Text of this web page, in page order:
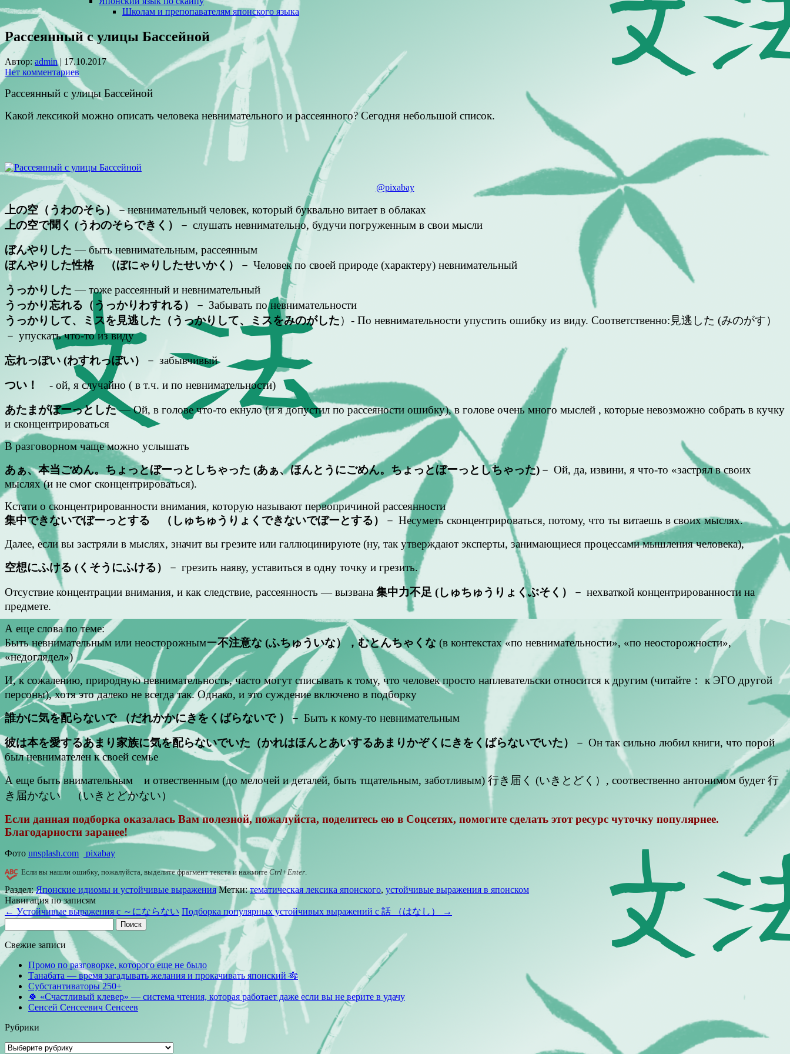
Школам и препопавателям японского языка
Рассеянный с улицы Бассейной
Автор: admin | 17.10.2017
Нет комментариев
Рассеянный с улицы Бассейной
Какой лексикой можно описать человека невнимательного и рассеянного? Сегодня небольшой список.
@pixabay
上の空（うわのそら）
－невнимательный человек, который буквально витает в облаках
上の空で聞く (うわのそらできく）
－ слушать невнимательно, будучи погруженным в свои мысли
ぼんやりした — быть невнимательным, рассеянным
ぼんやりした性格 （ぼにゃりしたせいかく）
－ Человек по своей природе (характеру) невнимательный
うっかりした — тоже рассеянный и невнимательный
うっかり忘れる（うっかりわすれる）
－ Забывать по невнимательности
うっかりして、ミスを見逃した（うっかりして、ミスをみのがした）- По невнимательности упустить ошибку из виду. Соответственно:見逃した (みのがす）
－ упускать что-то из виду
忘れっぽい (わすれっぽい）
－ забывчивый
つい！
- ой, я случайно ( в т.ч. и по невнимательности)
あたまがぼーっとした— Ой, в голове что-то екнуло (и я допустил по рассеяности ошибку), в голове очень много мыслей , которые невозможно собрать в кучку
и сконцентрироваться
В разговорном чаще можно услышать
あぁ、本当ごめん。ちょっとぼーっとしちゃった (あぁ、ほんとうにごめん。ちょっとぼーっとしちゃった) － Ой, да, извини, я что-то «застрял в своих
мыслях (и не смог сконцентрироваться).
Кстати о сконцентрированности внимания, которую называют первопричиной рассеянности
集中できないでぼーっとする （しゅちゅうりょくできないでぼーとする）
－ Несуметь сконцентрироваться, потому, что ты витаешь в своих мыслях.
Далее, если вы застряли в мыслях, значит вы грезите или галлюцинируюте (ну, так утверждают эксперты, занимающиеся процессами мышления человека),
空想にふける (くそうにふける）
－ грезить наяву, уставиться в одну точку и грезить.
Отсуствие концентрации внимания, и как следствие, рассеянность — вызвана 集中力不足 (しゅちゅうりょくぶそく）
－ нехваткой концентрированности на
предмете.
А еще слова по теме:
Быть невнимательным или неосторожнымー不注意な (ふちゅういな），むとんちゃくな (в контекстах «по невнимательности», «по неосторожности»,
«недоглядел»)
И, к сожалению, природную невнимательность, часто могут списывать к тому, что человек просто наплевательски относится к другим (читайте： к ЭГО другой
персоны), хотя это далеко не всегда так. Однако, и это суждение включено в подборку
誰かに気を配らないで （だれかかにきをくばらないで ）
－ Быть к кому-то невнимательным
彼は本を愛するあまり家族に気を配らないでいた（かれはほんとあいするあまりかぞくにきをくばらないでいた）
－ Он так сильно любил книги, что порой
был невнимателен к своей семье
А еще быть внимательным и отвественным (до мелочей и деталей, быть тщательным, заботливым) 行き届く (いきとどく）, соотвественно антонимом будет 行
き届かない （いきとどかない）
Если данная подборка оказалась Вам полезной, пожалуйста, поделитесь ею в Соцсетях, помогите сделать этот ресурс чуточку популярнее.
Благодарности заранее!
Фото unsplash.com pixabay
Если вы нашли ошибку, пожалуйста, выделите фрагмент текста и нажмитеCtrl+Enter.
Раздел:Японские идиомы и устойчивые выражения Метки:тематическая лексика японского, устойчивые выражения в японском
Навигация по записям
← Уcтойчивые выражения с ～にならない Подборка популярных устойчивых выражений с 話 （はなし）
→
Найти:
Свежие записи
Промо по разговорке, которого еще не было
Танабата — время загадывать желания и прокачивать японский 🎋
Субстантиваторы 250+
🍀 «Счастливый клевер» — система чтения, которая работает даже если вы не верите в удачу
Сенсей Сенсеевич Сенсеев
Рубрики
Рубрики